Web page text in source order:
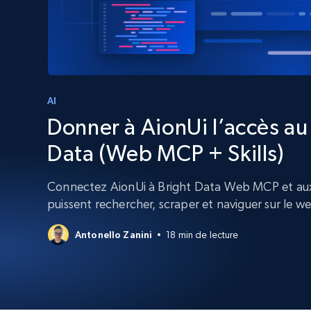
déblocage et hébergement intégrés
Proxys résidentiels 50% OFF
400M+ adresses IP mondiales
d’appareils pair réels
Proxys de datacenter
Proxys fiables et à haut débit pour
extraction de données efficace
INFRASTRUCTURE PROXY
Proxys
Proxys de ISP
Commence
partir de
$1.3/IP
AI
Donner à AionUi l’accès
Data (Web MCP + Skills)
Connectez AionUi à Bright Data Web MCP et
puissent rechercher, scraper et naviguer sur le
Antonello Zanini 18 min de lecture